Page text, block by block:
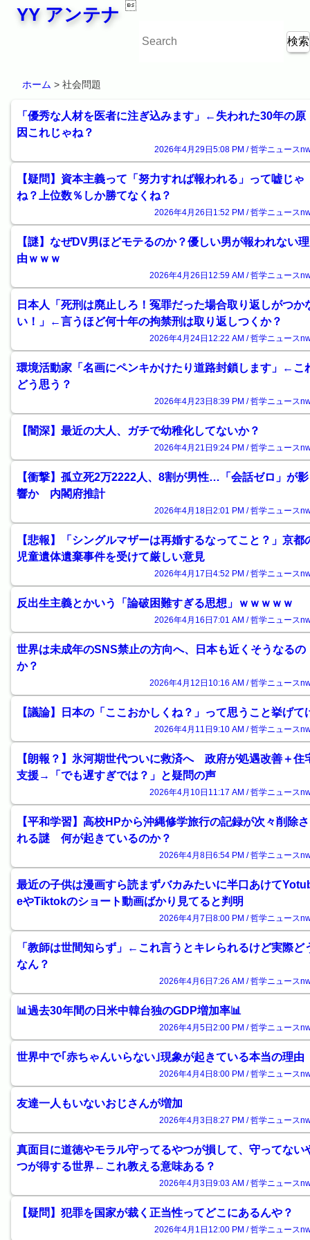

YY アンテナ
ホーム > 社会問題
「優秀な人材を医者に注ぎ込みます」←失われた30年の原
因これじゃね？
2026年4月29日5:08 PM / 哲学ニュース
【疑問】資本主義って「努力すれば報われる」って嘘じゃ
ね？上位数％しか勝てなくね？
2026年4月26日1:52 PM / 哲学ニュース
【謎】なぜDV男ほどモテるのか？優しい男が報われない理
由ｗｗｗ
2026年4月26日12:59 AM / 哲学ニュース
日本人「死刑は廃止しろ！冤罪だった場合取り返しがつか
い！」←言うほど何十年の拘禁刑は取り返しつくか？
2026年4月24日12:22 AM / 哲学ニュース
環境活動家「名画にペンキかけたり道路封鎖します」←こ
どう思う？
2026年4月23日8:39 PM / 哲学ニュース
【闇深】最近の大人、ガチで幼稚化してないか？
2026年4月21日9:24 PM / 哲学ニュース
【衝撃】孤立死2万2222人、8割が男性…「会話ゼロ」が影
響か 内閣府推計
2026年4月18日2:01 PM / 哲学ニュース
【悲報】「シングルマザーは再婚するなってこと？」京都
児童遺体遺棄事件を受けて厳しい意見
2026年4月17日4:52 PM / 哲学ニュース
反出生主義とかいう「論破困難すぎる思想」ｗｗｗｗｗ
2026年4月16日7:01 AM / 哲学ニュース
世界は未成年のSNS禁止の方向へ、日本も近くそうなるの
か？
2026年4月12日10:16 AM / 哲学ニュース
【議論】日本の「ここおかしくね？」って思うこと挙げて
2026年4月11日9:10 AM / 哲学ニュース
【朗報？】氷河期世代ついに救済へ 政府が処遇改善＋住
支援→「でも遅すぎでは？」と疑問の声
2026年4月10日11:17 AM / 哲学ニュース
【平和学習】高校HPから沖縄修学旅行の記録が次々削除さ
れる謎 何が起きているのか？
2026年4月8日6:54 PM / 哲学ニュース
最近の子供は漫画すら読まずバカみたいに半口あけて
eやTiktokのショート動画ばかり見てると判明
2026年4月7日8:00 PM / 哲学ニュース
「教師は世間知らず」←これ言うとキレられるけど実際ど
なん？
2026年4月6日7:26 AM / 哲学ニュース
📊過去30年間の日米中韓台独のGDP増加率📊
2026年4月5日2:00 PM / 哲学ニュース
世界中で｢赤ちゃんいらない｣現象が起きている本当の理由
2026年4月4日8:00 PM / 哲学ニュース
友達一人もいないおじさんが増加
2026年4月3日8:27 PM / 哲学ニュース
真面目に道徳やモラル守ってるやつが損して、守ってない
つが得する世界←これ教える意味ある？
2026年4月3日9:03 AM / 哲学ニュース
【疑問】犯罪を国家が裁く正当性ってどこにあるんや？
2026年4月1日12:00 PM / 哲学ニュース